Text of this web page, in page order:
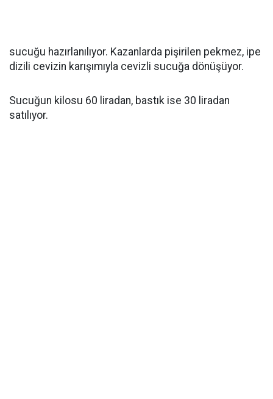
sucuğu hazırlanılıyor. Kazanlarda pişirilen pekmez, ipe
dizili cevizin karışımıyla cevizli sucuğa dönüşüyor.
Sucuğun kilosu 60 liradan, bastık ise 30 liradan
satılıyor.